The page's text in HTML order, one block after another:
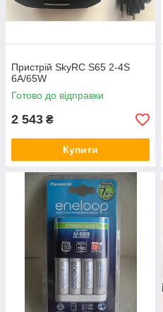
Пристрій SkyRC S65 2-4S
6A/65W
Готово до відправки
2 543 ₴
Купити